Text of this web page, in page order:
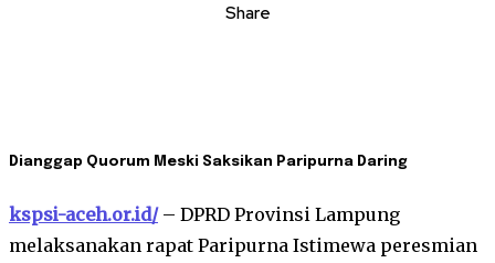
Share
Dianggap Quorum Meski Saksikan Paripurna Daring
kspsi-aceh.or.id/– DPRD Provinsi Lampung
melaksanakan rapat Paripurna Istimewa peresmian